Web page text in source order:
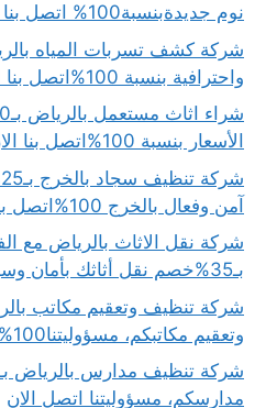
نوم جديدةبنسبة100% اتصل بنا الان
واحترافية بنسبة 100%اتصل بنا الان
الأسعار بنسبة 100%اتصل بنا الان
آمن وفعال بالخرج 100%اتصل بنا الان
شركة نقل الاثاث بالرياض مع
بـ35%خصم نقل أثاثك بأمان وسهولة اتصل بنا الان
وتعقيم مكاتبكم، مسؤوليتنا100%اتصل بنا الان
مدارسكم، مسؤوليتنا اتصل الان